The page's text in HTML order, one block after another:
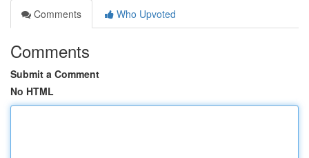
Comments
Who Upvoted
Comments
Submit a Comment
No HTML